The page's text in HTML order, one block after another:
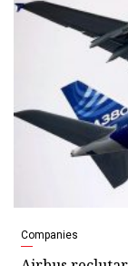
Companies